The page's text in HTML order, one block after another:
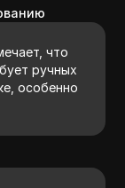
что
ручных
особенно